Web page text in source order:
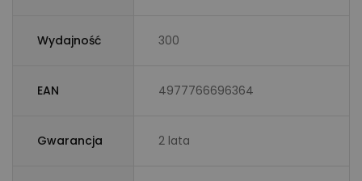
Wydajność 300
EAN 4977766696364
Gwarancja 2 lata